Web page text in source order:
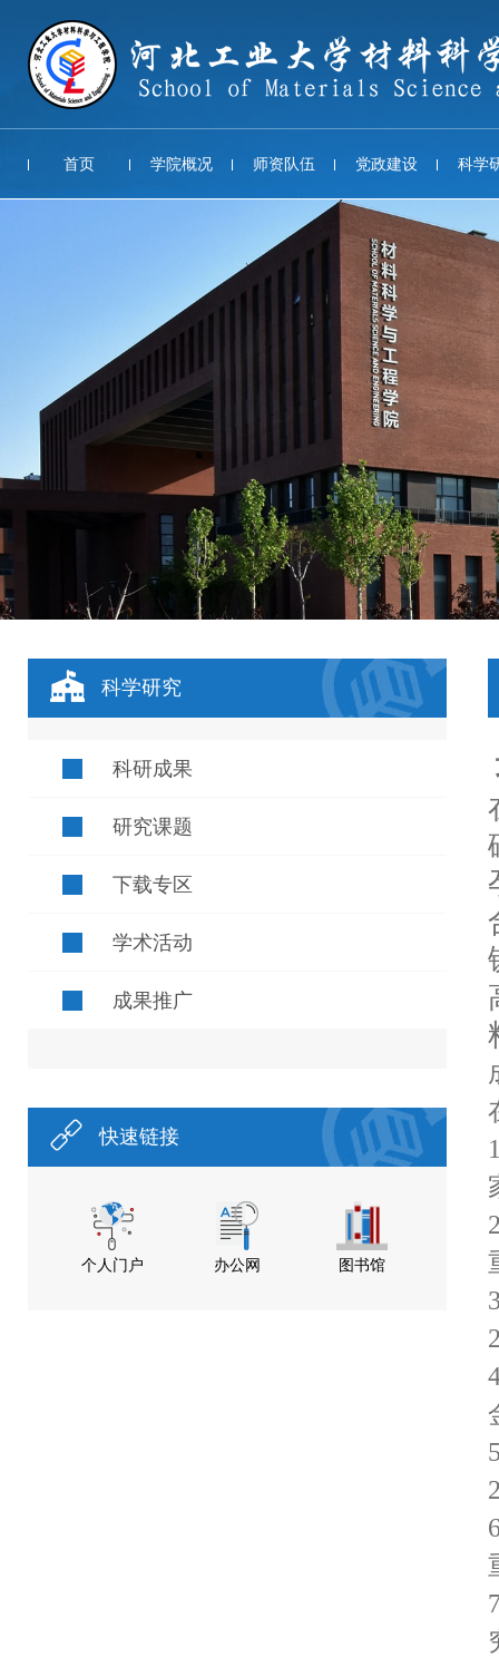
首页 学院概况 师资队伍 党政建设 科学
科学研究
科研成果
研究课题
下载专区
学术活动
成果推广
快速链接
个人门户 办公网 图书馆